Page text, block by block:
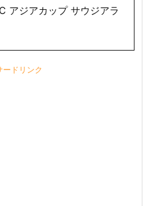
アジアカップ サウジアラ
ードリンク